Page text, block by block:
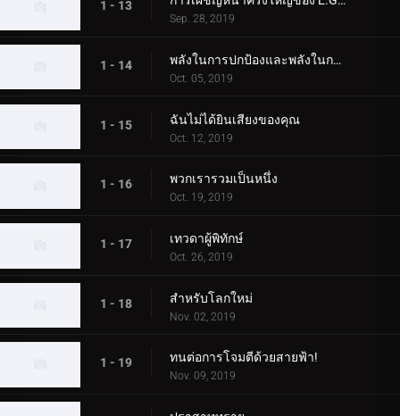
1 - 13
Sep. 28, 2019
1 - 14 พลังในการปกป้องและพลังในการต่อสู้
Oct. 05, 2019
1 - 15 ฉันไม่ได้ยินเสียงของคุณ
Oct. 12, 2019
1 - 16 พวกเรารวมเป็นหนึ่ง
Oct. 19, 2019
1 - 17 เทวดาผู้พิทักษ์
Oct. 26, 2019
1 - 18 สำหรับโลกใหม่
Nov. 02, 2019
1 - 19 ทนต่อการโจมตีด้วยสายฟ้า!
Nov. 09, 2019